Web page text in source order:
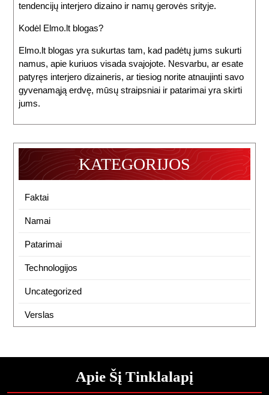
tendencijų interjero dizaino ir namų gerovės srityje.
Kodėl Elmo.lt blogas?
Elmo.lt blogas yra sukurtas tam, kad padėtų jums sukurti
namus, apie kuriuos visada svajojote. Nesvarbu, ar esate
patyręs interjero dizaineris, ar tiesiog norite atnaujinti savo
gyvenamąją erdvę, mūsų straipsniai ir patarimai yra skirti
jums.
KATEGORIJOS
Faktai
Namai
Patarimai
Technologijos
Uncategorized
Verslas
Apie Šį Tinklalapį